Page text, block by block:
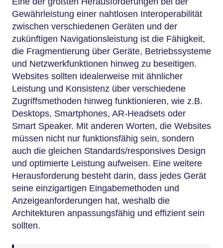
Gewährleistung einer nahtlosen Interoperabilität
zwischen verschiedenen Geräten und der
zukünftigen Navigationsleistung ist die Fähigkeit,
die Fragmentierung über Geräte, Betriebssysteme
und Netzwerkfunktionen hinweg zu beseitigen.
Websites sollten idealerweise mit ähnlicher
Leistung und Konsistenz über verschiedene
Zugriffsmethoden hinweg funktionieren, wie z.B.
Desktops, Smartphones, AR-Headsets oder
Smart Speaker. Mit anderen Worten, die Websites
müssen nicht nur funktionsfähig sein, sondern
auch die gleichen Standards/responsives Design
und optimierte Leistung aufweisen. Eine weitere
Herausforderung besteht darin, dass jedes Gerät
seine einzigartigen Eingabemethoden und
Anzeigeanforderungen hat, weshalb die
Architekturen anpassungsfähig und effizient sein
sollten.